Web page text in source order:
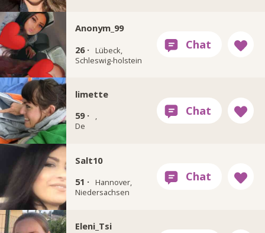
Anonym_99
26 ·
Lübeck,
Schleswig-holstein
limette
59 ·
,
De
Salt10
51 ·
Hannover,
Niedersachsen
Eleni_Tsi